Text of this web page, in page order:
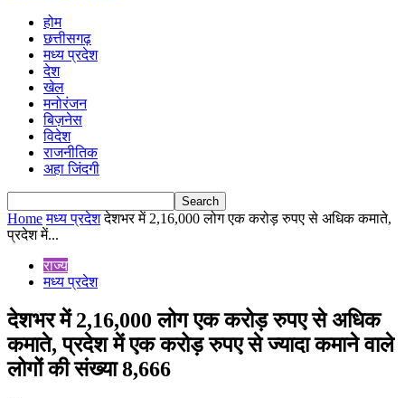
होम
छत्तीसगढ़
मध्य प्रदेश
देश
खेल
मनोरंजन
बिज़नेस
विदेश
राजनीतिक
अहा जिंदगी
Home मध्य प्रदेश देशभर में 2,16,000 लोग एक करोड़ रुपए से अधिक कमाते,
प्रदेश में...
राज्य
मध्य प्रदेश
देशभर में 2,16,000 लोग एक करोड़ रुपए से अधिक
कमाते, प्रदेश में एक करोड़ रुपए से ज्यादा कमाने वाले
लोगों की संख्या 8,666